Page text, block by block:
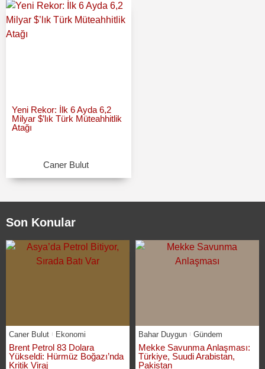
Yeni Rekor: İlk 6 Ayda 6,2
Milyar $’lık Türk Müteahhitlik
Atağı
Caner Bulut
Son Konular
Caner Bulut Ekonomi
Brent Petrol 83 Dolara
Yükseldi: Hürmüz Boğazı’nda
Kritik Viraj
Bahar Duygun Gündem
Mekke Savunma Anlaşması:
Türkiye, Suudi Arabistan,
Pakistan